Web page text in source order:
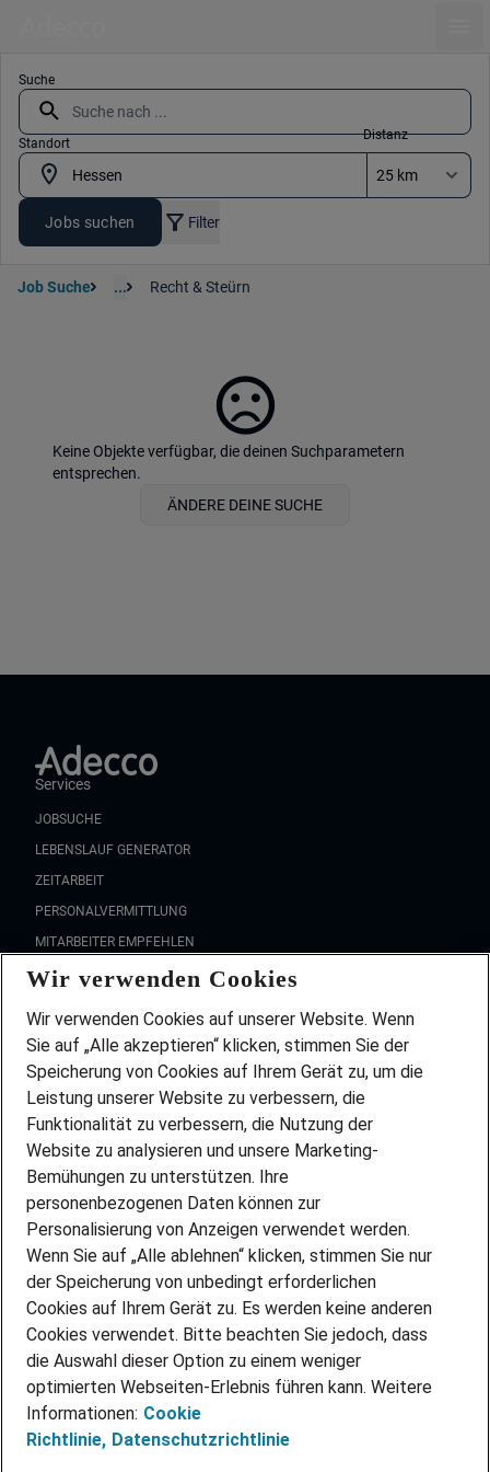
Suche
Standort
Distanz
Jobs suchen Filter
Job Suche ... Recht & Steürn
Keine Objekte verfügbar, die deinen Suchparametern
entsprechen.
ÄNDERE DEINE SUCHE
Services
JOBSUCHE
LEBENSLAUF GENERATOR
ZEITARBEIT
PERSONALVERMITTLUNG
MITARBEITER EMPFEHLEN
FAQ
Wir stellen ein!
DEINE BERUFSGRUPPE
DEINE LEBENSSITUATION
PARTNERSHIP WITH AIRBUS
INITIATIV BEWERBEN
ÜBER UNS
STANDORTE
BLOG
PRESSE
KONTAKT
@Adecco 2026
IMPRESSUM
DATENSCHUTZ
Wir verwenden Cookies
Wir verwenden Cookies auf unserer Website. Wenn
Sie auf „Alle akzeptieren“ klicken, stimmen Sie der
Speicherung von Cookies auf Ihrem Gerät zu, um die
Leistung unserer Website zu verbessern, die
Funktionalität zu verbessern, die Nutzung der
Website zu analysieren und unsere Marketing-
Bemühungen zu unterstützen. Ihre
personenbezogenen Daten können zur
Personalisierung von Anzeigen verwendet werden.
Wenn Sie auf „Alle ablehnen“ klicken, stimmen Sie nur
der Speicherung von unbedingt erforderlichen
Cookies auf Ihrem Gerät zu. Es werden keine anderen
Cookies verwendet. Bitte beachten Sie jedoch, dass
die Auswahl dieser Option zu einem weniger
optimierten Webseiten-Erlebnis führen kann. Weitere
Informationen: Cookie
Richtlinie, Datenschutzrichtlinie